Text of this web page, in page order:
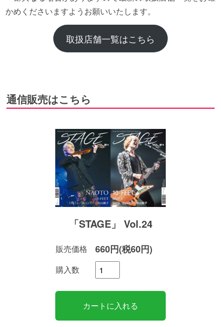
かめくださいますようお願いいたします。
取扱店舗一覧はこちら
通信販売はこちら
「STAGE」 Vol.24
販売価格 660円(税60円)
購入数